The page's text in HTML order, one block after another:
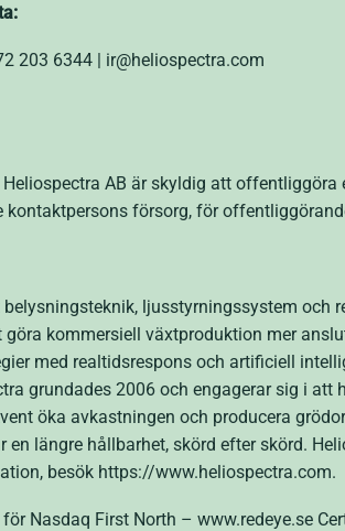
203 6344 | ir@heliospectra.com
AB är skyldig att
försorg, för
ljusstyrningssystem och
kommersiell växtproduktion mer
med realtidsrespons och artificiell
grundades 2006 och engagerar sig i att
öka avkastningen och producera
längre hållbarhet, skörd efter skörd.
besök https://www.heliospectra.com.
Nasdaq First North – www.redeye.se